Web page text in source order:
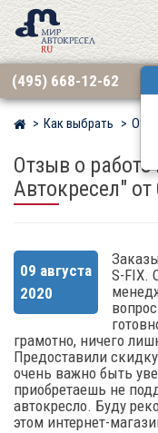
(495) 668-12-62
Мир детских
Как выбрать
Отзыв о
Автокресел" от
09 августа
2020
S-FIX.
грамотно, ничего
Предоставили
очень важно быть
приобретаешь не
автокресло. Буду
этом интернет-